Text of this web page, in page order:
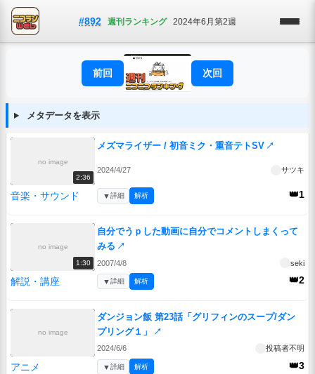
#892 週刊ランキング 2024年6月第2週
前回 次回
メタデータを表示
no image
2:36
メズマライザー / 初音ミク・重音テトSV ↗
2024/4/27 サツキ
音楽・サウンド 👑1
▼詳細 解析
no image
1:30
自分でうｐした動画に自分でコメントしまくって
みる ↗
2007/4/8 seki
解説・講座 👑2
▼詳細 解析
no image
ダンジョン飯 第23話「グリフィンのスープ/ダン
プリング１」
↗
2024/6/6 投稿者不明
アニメ 👑3
▼詳細 解析